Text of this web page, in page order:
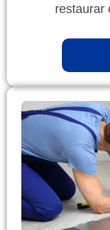
restaurar